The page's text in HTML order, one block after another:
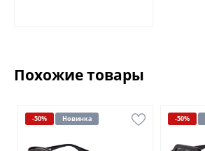
Похожие товары
-50% Новинка -50%